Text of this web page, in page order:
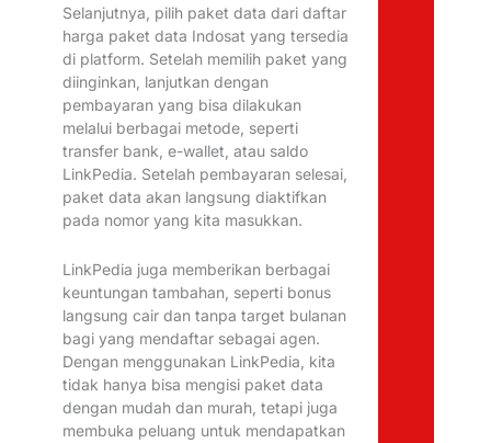
Selanjutnya, pilih paket data dari daftar
harga paket data Indosat yang tersedia
di platform. Setelah memilih paket yang
diinginkan, lanjutkan dengan
pembayaran yang bisa dilakukan
melalui berbagai metode, seperti
transfer bank, e-wallet, atau saldo
LinkPedia. Setelah pembayaran selesai,
paket data akan langsung diaktifkan
pada nomor yang kita masukkan.
LinkPedia juga memberikan berbagai
keuntungan tambahan, seperti bonus
langsung cair dan tanpa target bulanan
bagi yang mendaftar sebagai agen.
Dengan menggunakan LinkPedia, kita
tidak hanya bisa mengisi paket data
dengan mudah dan murah, tetapi juga
membuka peluang untuk mendapatkan